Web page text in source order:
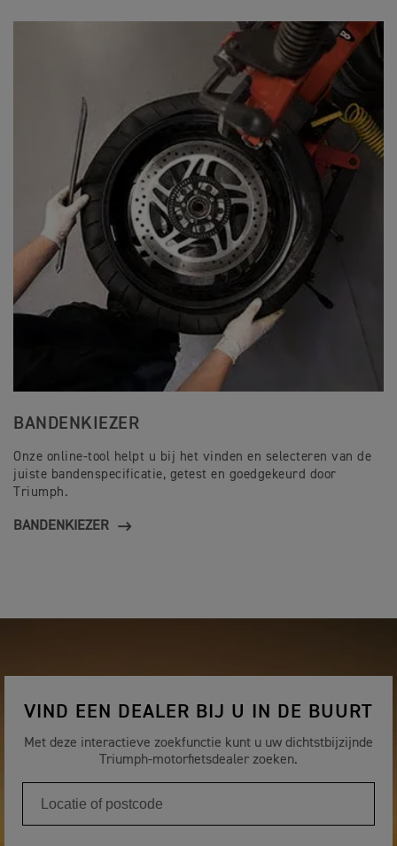
BANDENKIEZER
Onze online-tool helpt u bij het vinden en selecteren van de
juiste bandenspecificatie, getest en goedgekeurd door
Triumph.
BANDENKIEZER
VIND EEN DEALER BIJ U IN DE BUURT
Met deze interactieve zoekfunctie kunt u uw dichtstbijzijnde
Triumph-motorfietsdealer zoeken.